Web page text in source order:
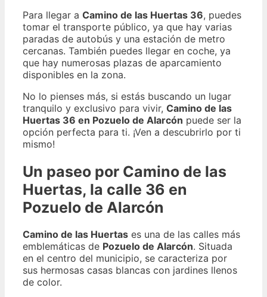
Para llegar a Camino de las Huertas 36, puedes
tomar el transporte público, ya que hay varias
paradas de autobús y una estación de metro
cercanas. También puedes llegar en coche, ya
que hay numerosas plazas de aparcamiento
disponibles en la zona.
No lo pienses más, si estás buscando un lugar
tranquilo y exclusivo para vivir, Camino de las
Huertas 36 en Pozuelo de Alarcón puede ser la
opción perfecta para ti. ¡Ven a descubrirlo por ti
mismo!
Un paseo por Camino de las
Huertas, la calle 36 en
Pozuelo de Alarcón
Camino de las Huertas es una de las calles más
emblemáticas de Pozuelo de Alarcón. Situada
en el centro del municipio, se caracteriza por
sus hermosas casas blancas con jardines llenos
de color.